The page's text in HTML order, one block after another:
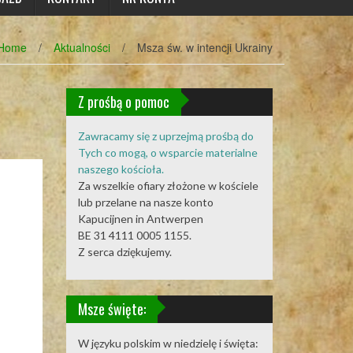
/ Aktualności / Msza św. w intencji Ukrainy
Z prośbą o pomoc
Zawracamy się z uprzejmą prośbą do
Tych co mogą, o wsparcie materialne
naszego kościoła.
Za wszelkie ofiary złożone w kościele
lub przelane na nasze konto
Kapucijnen in Antwerpen
BE 31 4111 0005 1155.
Z serca dziękujemy.
Msze święte:
W języku polskim w niedzielę i święta: